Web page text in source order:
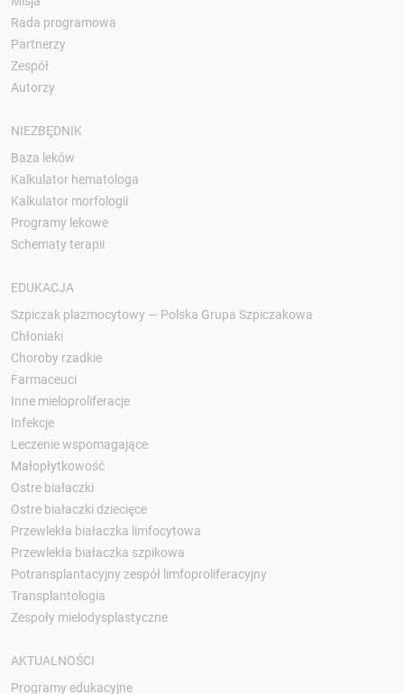
Rada programowa
Partnerzy
Zespół
Autorzy
NIEZBĘDNIK
Baza leków
Kalkulator hematologa
Kalkulator morfologii
Programy lekowe
Schematy terapii
EDUKACJA
Szpiczak plazmocytowy — Polska Grupa Szpiczakowa
Chłoniaki
Choroby rzadkie
Farmaceuci
Inne mieloproliferacje
Infekcje
Leczenie wspomagające
Małopłytkowość
Ostre białaczki
Ostre białaczki dziecięce
Przewlekła białaczka limfocytowa
Przewlekła białaczka szpikowa
Potransplantacyjny zespół limfoproliferacyjny
Transplantologia
Zespoły mielodysplastyczne
AKTUALNOŚCI
Programy edukacyjne